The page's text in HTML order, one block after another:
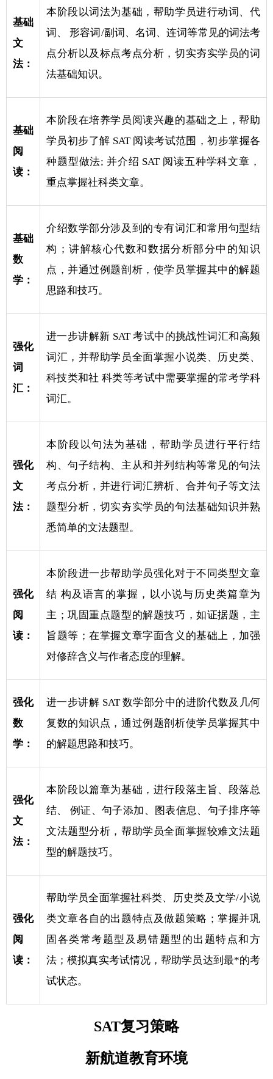
基础
文
法：
本阶段以词法为基础，帮助学员进行动词、代
词、 形容词/副词、名词、连词等常见的词法考
点分析以及标点考点分析，切实夯实学员的词
法基础知识。
基础
阅
读：
本阶段在培养学员阅读兴趣的基础之上，帮助
学员初步了解 SAT 阅读考试范围，初步掌握各
种题型做法; 并介绍 SAT 阅读五种学科文章，
重点掌握社科类文章。
基础
数
学：
介绍数学部分涉及到的专有词汇和常用句型结
构；讲解核心代数和数据分析部分中的知识
点，并通过例题剖析，使学员掌握其中的解题
思路和技巧。
强化
词
汇：
进一步讲解新 SAT 考试中的挑战性词汇和高频
词汇，并帮助学员全面掌握小说类、历史类、
科技类和社 科类等考试中需要掌握的常考学科
词汇。
强化
文
法：
本阶段以句法为基础，帮助学员进行平行结
构、句子结构、主从和并列结构等常见的句法
考点分析，并进行词汇辨析、合并句子等文法
题型分析，切实夯实学员的句法基础知识并熟
悉简单的文法题型。
强化
阅
读：
本阶段进一步帮助学员强化对于不同类型文章
结 构及语言的掌握，以小说与历史类篇章为
主；巩固重点题型的解题技巧，如证据题，主
旨题等；在掌握文章字面含义的基础上，加强
对修辞含义与作者态度的理解。
强化
数
学：
进一步讲解 SAT 数学部分中的进阶代数及几何
复数的知识点，通过例题剖析使学员掌握其中
的解题思路和技巧。
强化
文
法：
本阶段以篇章为基础，进行段落主旨、段落总
结、 例证、句子添加、图表信息、句子排序等
文法题型分析，帮助学员全面掌握较难文法题
型的解题技巧。
强化
阅
读：
帮助学员全面掌握社科类、历史类及文学/小说
类文章各自的出题特点及做题策略；掌握并巩
固各类常考题型及易错题型的出题特点和方
法；模拟真实考试情况，帮助学员达到最*的考
试状态。
SAT复习策略
新航道教育环境